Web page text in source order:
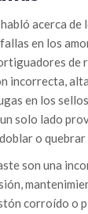
acerca de
en los
de
incorrecta,
en los
solo lado
o
son una
corroído o